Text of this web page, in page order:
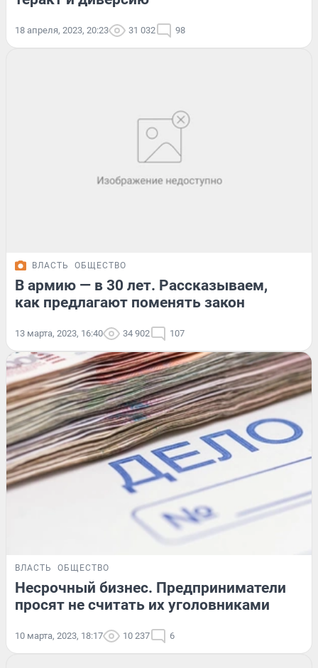
18 апреля, 2023, 20:23 31 032 98
ВЛАСТЬ ОБЩЕСТВО
В армию — в 30 лет. Рассказываем,
как предлагают поменять закон
13 марта, 2023, 16:40 34 902 107
ВЛАСТЬ ОБЩЕСТВО
Несрочный бизнес. Предприниматели
просят не считать их уголовниками
10 марта, 2023, 18:17 10 237 6